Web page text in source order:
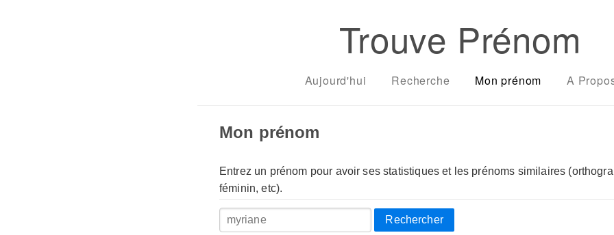
Trouve Prénom
Aujourd'hui Recherche Mon prénom A
Mon prénom
Entrez un prénom pour avoir ses statistiques et les prénoms similaires
féminin, etc).
Rechercher